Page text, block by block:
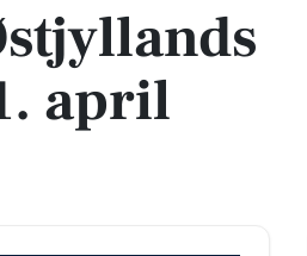
april